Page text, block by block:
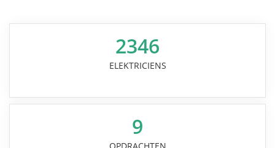
2346
ELEKTRICIENS
9